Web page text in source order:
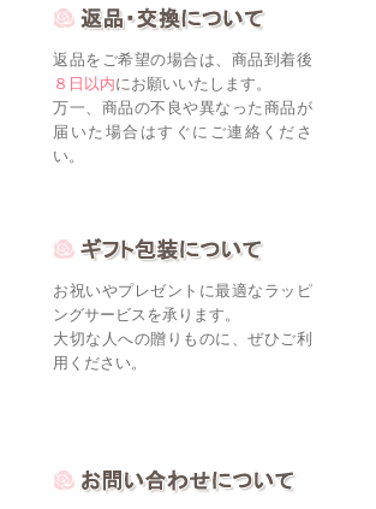
返品をご希望の場合は、商品到着後
８日以内にお願いいたします。
万一、商品の不良や異なった商品が
届いた場合はすぐにご連絡くださ
い。
お祝いやプレゼントに最適なラッピ
ングサービスを承ります。
大切な人への贈りものに、ぜひご利
用ください。